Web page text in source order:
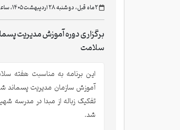
‫۲ ماه قبل، دو شنبه ۲۸ اردیبهشت ۱۴۰۵، ساعت ۰۹:۱۸
برگزاری دوره آموزش مدیریت
سلامت
این برنامه به مناسبت هفته
آموزش سازمان مدیریت پسماند
تفکیک زباله از مبدا در مدرسه
شد.